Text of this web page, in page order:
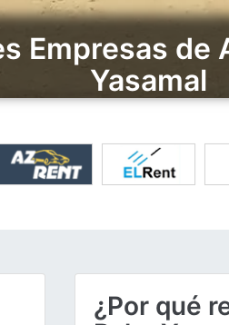
Empresas de
Yasamal
¿Por qué